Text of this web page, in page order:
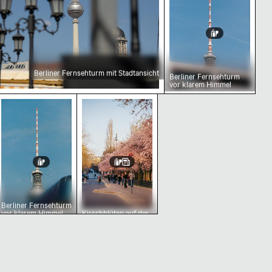
Berliner Fernsehturm mit Stadtansicht Berliner Fernsehturm
vor klarem Himmel
Himmelmit städtischem Vordergrund
Berliner Fernsehturm vor klarem Himmel
Berliner Fernsehturm
vor klarem Himmel
Kirschblüten auf der Schwedter
Kirschblüten auf der